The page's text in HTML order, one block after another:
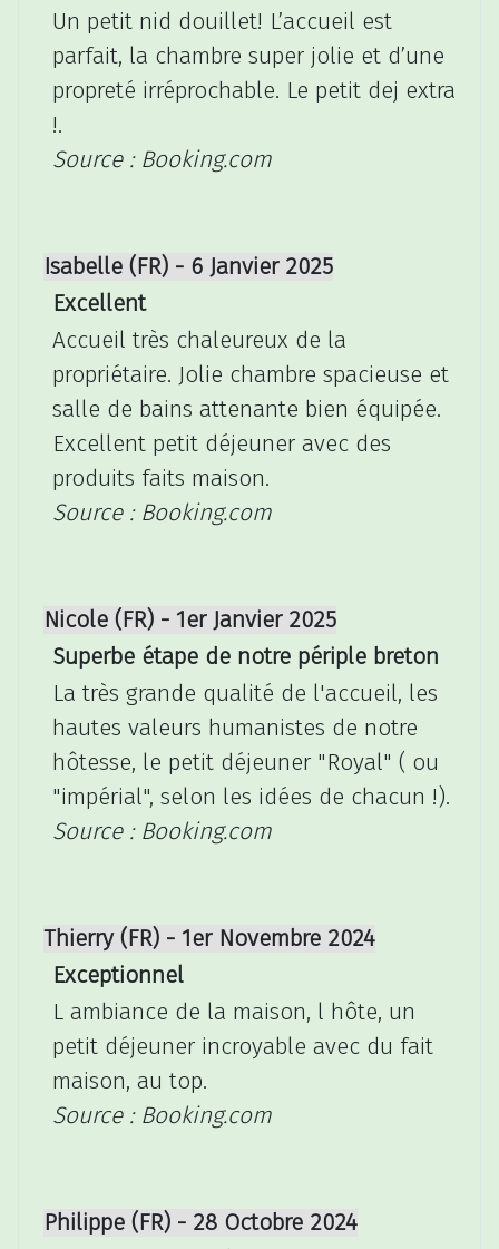
Un petit nid douillet! L’accueil est
parfait, la chambre super jolie et d’une
propreté irréprochable. Le petit dej extra
!.
Source : Booking.com
Isabelle (FR) - 6 Janvier 2025
Excellent
Accueil très chaleureux de la
propriétaire. Jolie chambre spacieuse et
salle de bains attenante bien équipée.
Excellent petit déjeuner avec des
produits faits maison.
Source : Booking.com
Nicole (FR) - 1er Janvier 2025
Superbe étape de notre périple breton
La très grande qualité de l'accueil, les
hautes valeurs humanistes de notre
hôtesse, le petit déjeuner "Royal" ( ou
"impérial", selon les idées de chacun !).
Source : Booking.com
Thierry (FR) - 1er Novembre 2024
Exceptionnel
L ambiance de la maison, l hôte, un
petit déjeuner incroyable avec du fait
maison, au top.
Source : Booking.com
Philippe (FR) - 28 Octobre 2024